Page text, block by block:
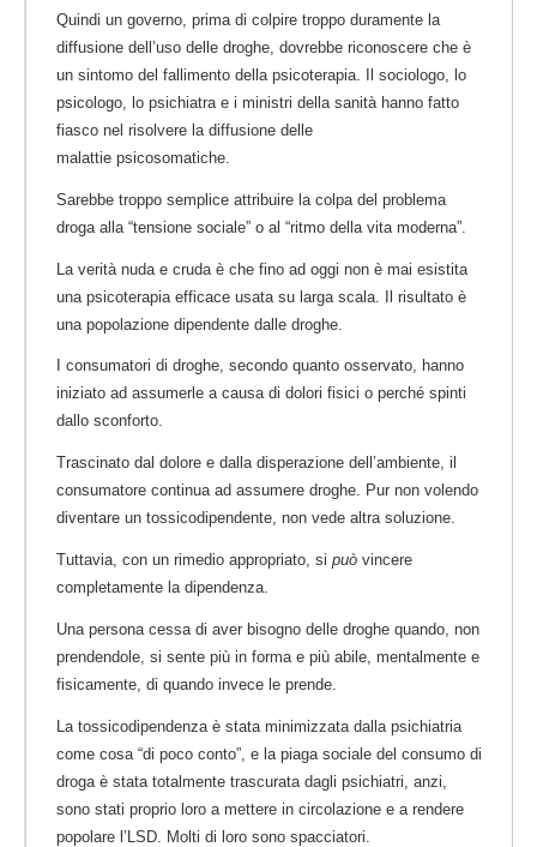
Quindi un governo, prima di colpire troppo duramente la
diffusione dell’uso delle droghe, dovrebbe riconoscere che è
un sintomo del fallimento della psicoterapia. Il sociologo, lo
psicologo, lo psichiatra e i ministri della sanità hanno fatto
fiasco nel risolvere la diffusione delle
malattie psicosomatiche.
Sarebbe troppo semplice attribuire la colpa del problema
droga alla “tensione sociale” o al “ritmo della vita moderna”.
La verità nuda e cruda è che fino ad oggi non è mai esistita
una psicoterapia efficace usata su larga scala. Il risultato è
una popolazione dipendente dalle droghe.
I consumatori di droghe, secondo quanto osservato, hanno
iniziato ad assumerle a causa di dolori fisici o perché spinti
dallo sconforto.
Trascinato dal dolore e dalla disperazione dell’ambiente, il
consumatore continua ad assumere droghe. Pur non volendo
diventare un tossicodipendente, non vede altra soluzione.
Tuttavia, con un rimedio appropriato, si può vincere
completamente la dipendenza.
Una persona cessa di aver bisogno delle droghe quando, non
prendendole, si sente più in forma e più abile, mentalmente e
fisicamente, di quando invece le prende.
La tossicodipendenza è stata minimizzata dalla psichiatria
come cosa “di poco conto”, e la piaga sociale del consumo di
droga è stata totalmente trascurata dagli psichiatri, anzi,
sono stati proprio loro a mettere in circolazione e a rendere
popolare l’LSD. Molti di loro sono spacciatori.